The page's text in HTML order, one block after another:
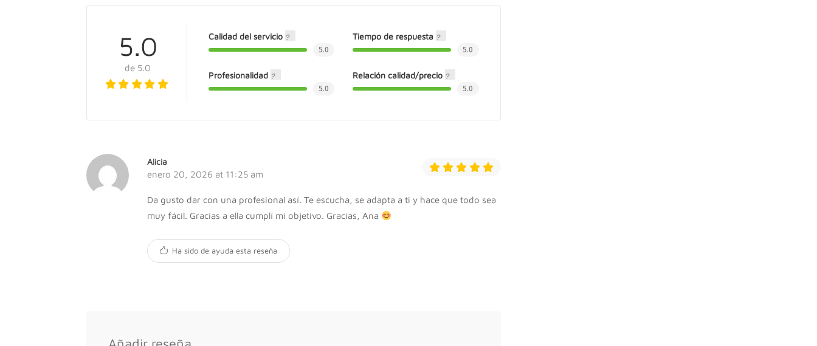
5.0
de 5.0
Calidad del servicio
5.0
Tiempo de respuesta
5.0
Profesionalidad
5.0
Relación calidad/precio
5.0
Alicia
enero 20, 2026 at 11:25 am
Da gusto dar con una profesional así. Te escucha, se adapta a ti y hace que todo sea
muy fácil. Gracias a ella cumplí mi objetivo. Gracias, Ana
Ha sido de ayuda esta reseña